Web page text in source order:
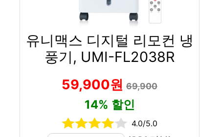
유니맥스 디지털 리모컨 냉
풍기, UMI-FL2038R
59,900원 69,900
14% 할인
4.0/5.0